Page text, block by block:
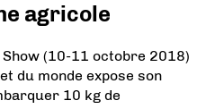
agricole
(10-11 octobre 2018)
du monde expose son
10 kg de